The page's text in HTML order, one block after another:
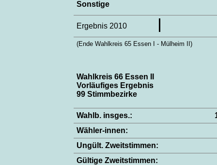
Sonstige
Ergebnis 2010
(Ende Wahlkreis 65 Essen I - Mülheim II)
Wahlkreis 66 Essen II
Vorläufiges Ergebnis
99 Stimmbezirke
Wahlb. insges.:
Wähler-innen:
Ungült. Zweitstimmen:
Gültige Zweitstimmen: